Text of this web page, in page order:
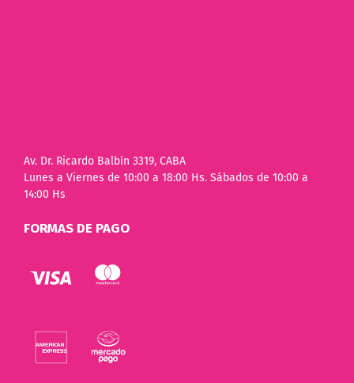
Av. Dr. Ricardo Balbín 3319, CABA
Lunes a Viernes de 10:00 a 18:00 Hs. Sábados de 10:00 a
14:00 Hs
FORMAS DE PAGO